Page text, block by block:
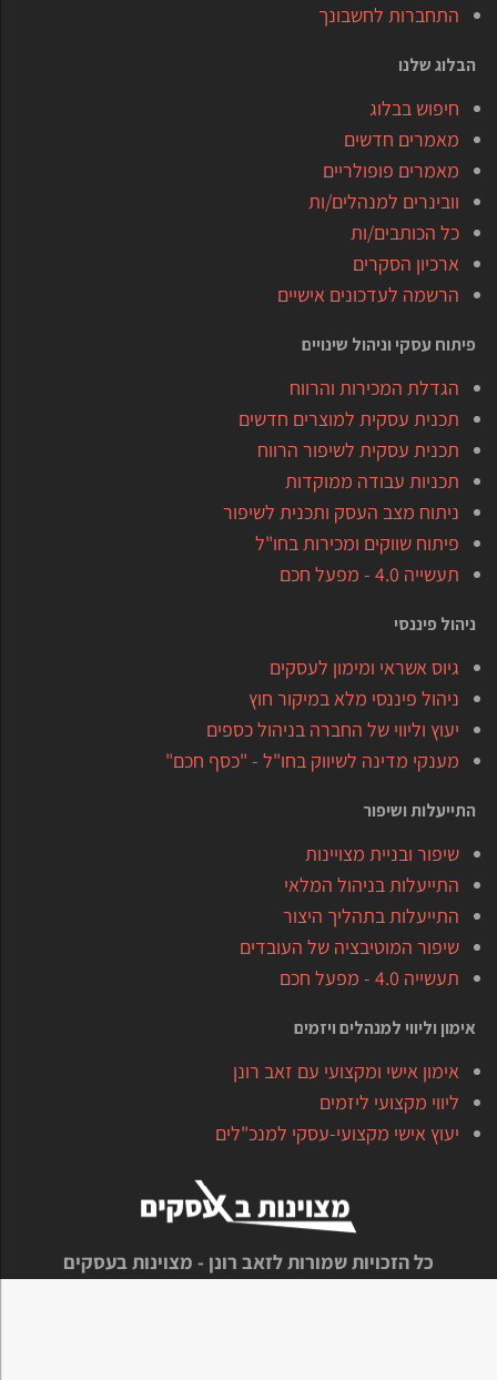
התחברות לחשבונך
הבלוג שלנו
חיפוש בבלוג
מאמרים חדשים
מאמרים פופולריים
וובינרים למנהלים/ות
כל הכותבים/ות
ארכיון הסקרים
הרשמה לעדכונים אישיים
פיתוח עסקי וניהול שינויים
הגדלת המכירות והרווח
תכנית עסקית למוצרים חדשים
תכנית עסקית לשיפור הרווח
תכניות עבודה ממוקדות
ניתוח מצב העסק ותכנית לשיפור
פיתוח שווקים ומכירות בחו"ל
תעשייה 4.0 - מפעל חכם
ניהול פיננסי
גיוס אשראי ומימון לעסקים
ניהול פיננסי מלא במיקור חוץ
יעוץ וליווי של החברה בניהול כספים
מענקי מדינה לשיווק בחו"ל - "כסף חכם"
התייעלות ושיפור
שיפור ובניית מצויינות
התייעלות בניהול המלאי
התייעלות בתהליך היצור
שיפור המוטיבציה של העובדים
תעשייה 4.0 - מפעל חכם
אימון וליווי למנהלים ויזמים
אימון אישי ומקצועי עם זאב רונן
ליווי מקצועי ליזמים
יעוץ אישי מקצועי-עסקי למנכ"לים
כל הזכויות שמורות לזאב רונן - מצוינות בעסקים